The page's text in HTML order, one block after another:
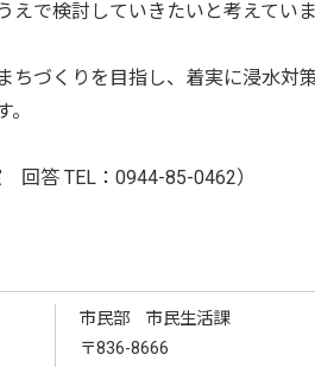
えで検討していきたいと考えてい
づくりを目指し、着実に浸水対
答 TEL：0944-85-0462）
市民部 市民生活課
〒836-8666